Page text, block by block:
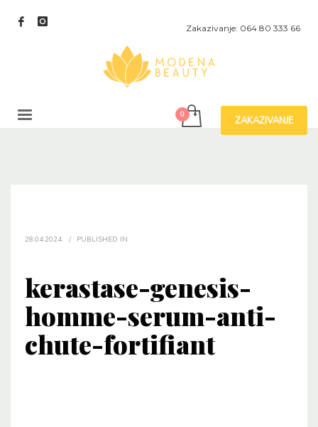
Zakazivanje: 064 80 333 66
ZAKAZIVANJE
28.04.2024. / PUBLISHED IN
kerastase-genesis-
homme-serum-anti-
chute-fortifiant